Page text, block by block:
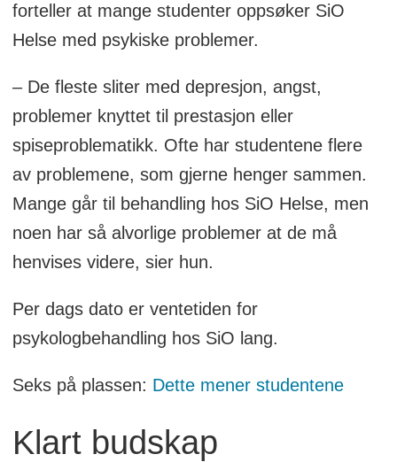
forteller at mange studenter oppsøker SiO
Helse med psykiske problemer.
– De fleste sliter med depresjon, angst,
problemer knyttet til prestasjon eller
spiseproblematikk. Ofte har studentene flere
av problemene, som gjerne henger sammen.
Mange går til behandling hos SiO Helse, men
noen har så alvorlige problemer at de må
henvises videre, sier hun.
Per dags dato er ventetiden for
psykologbehandling hos SiO lang.
Seks på plassen: Dette mener studentene
Klart budskap